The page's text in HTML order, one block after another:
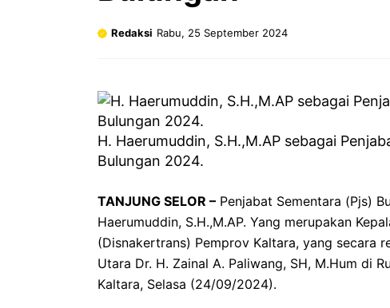
Redaksi Rabu, 25 September 2024
H. Haerumuddin, S.H.,M.AP sebagai
Bulungan 2024.
TANJUNG SELOR – Penjabat Sementara (Pjs)
Haerumuddin, S.H.,M.AP. Yang merupakan
(Disnakertrans) Pemprov Kaltara, yang secara
Utara Dr. H. Zainal A. Paliwang, SH, M.Hum di
Kaltara, Selasa (24/09/2024).